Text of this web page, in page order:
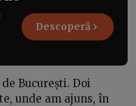
Descoperă
București. Doi
unde am ajuns, în